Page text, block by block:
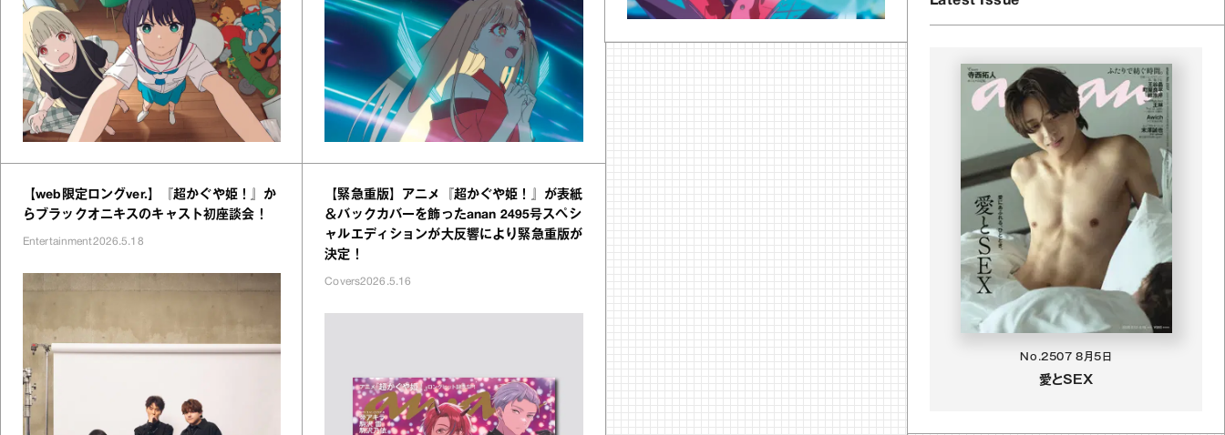
【web限定ロングver.】『超かぐや姫！』か
らブラックオニキスのキャスト初座談会！
Entertainment2026.5.18
【緊急重版】アニメ『超かぐや姫！』が表紙
＆バックカバーを飾ったanan 2495号スペシ
ャルエディションが大反響により緊急重版が
決定！
Covers2026.5.16
No.2507 8月5日
愛とSEX